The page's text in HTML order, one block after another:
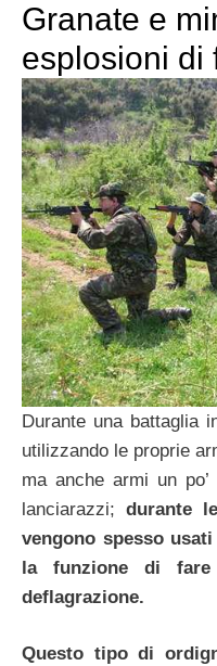
Granate e
esplosioni di
Durante una battaglia
utilizzando le proprie
ma anche armi un
lanciarazzi; durante
vengono spesso
la funzione di
deflagrazione.
Questo tipo di